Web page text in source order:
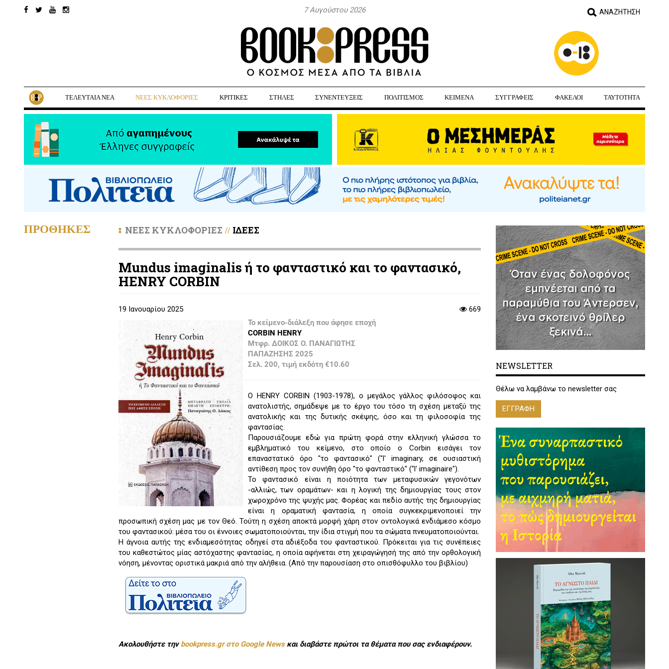
7 Αυγούστου 2026
ΤΕΛΕΥΤΑΙΑ ΝΕΑ ΝΕΕΣ ΚΥΚΛΟΦΟΡΙΕΣ ΚΡΙΤΙΚΕΣ ΣΤΗΛΕΣ ΣΥΝΕΝΤΕΥΞΕΙΣ ΠΟΛΙΤΙΣΜΟΣ ΚΕΙΜΕΝΑ ΣΥΓΓΡΑΦΕΙΣ ΦΑΚΕΛΟΙ ΤΑΥΤΟΤΗΤΑ
ΝΕΕΣ ΚΥΚΛΟΦΟΡΙΕΣ // ΙΔΕΕΣ
Mundus imaginalis ή το φανταστικό και το φαντασικό,
HENRY CORBIN
19 Ιανουαρίου 2025
669
Το κείμενο-διάλεξη που άφησε εποχή
CORBIN HENRY
Μτφρ. ΔΟΙΚΟΣ Ο. ΠΑΝΑΓΙΩΤΗΣ
ΠΑΠΑΖΗΣΗΣ 2025
Σελ. 200, τιμή εκδότη €10.60
Ο HENRY CORBIN (1903-1978), ο μεγάλος γάλλος φιλόσοφος και
ανατολιστής, σημάδεψε με το έργο του τόσο τη σχέση μεταξύ της
ανατολικής και της δυτικής σκέψης, όσο και τη φιλοσοφία της
φαντασίας.
Παρουσιάζουμε εδώ για πρώτη φορά στην ελληνική γλώσσα το
εμβληματικό του κείμενο, στο οποίο ο Corbin εισάγει τον
επαναστατικό όρο "το φαντασικό" ("l' imaginary, σε ουσιαστική
αντίθεση προς τον συνήθη όρο "το φανταστικό" ("l' imaginaire").
Το φαντασικό είναι η ποιότητα των μεταφυσικών γεγονότων
-αλλιώς, των οραμάτων- και η λογική της δημιουργίας τους στον
χωροχρόνο της ψυχής μας. Φορέας και πεδίο αυτής της δημιουργίας
είναι η οραματική φαντασία, η οποία συγκεκριμενοποιεί την
προσωπική σχέση μας με τον Θεό. Τούτη η σχέση αποκτά μορφή χάρη στον οντολογικά ενδιάμεσο κόσμο
του φαντασικού: μέσα του οι έννοιες σωματοποιούνται, την ίδια στιγμή που τα σώματα πνευματοποιούνται.
Η άγνοια αυτής της ενδιαμεσότητας οδηγεί στα αδιέξοδα του φανταστικού. Πρόκειται για τις συνέπειες
του καθεστώτος μίας αστόχαστης φαντασίας, η οποία αφήνεται στη χειραγώγησή της από την ορθολογική
νόηση, μένοντας οριστικά μακριά από την αλήθεια. (Από την παρουσίαση στο οπισθόφυλλο του βιβλίου)
Ακολουθήστε τηνbookpress.gr στο Google Newsκαι διαβάστε πρώτοι τα θέματα που σας ενδιαφέρουν.
ΠΡΟΘΗΚΕΣ
NEWSLETTER
Θέλω να λαμβάνω το newsletter σας
ΕΓΓΡΑΦΗ